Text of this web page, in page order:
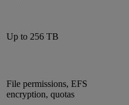
Up to 256 TB
File permissions, EFS
encryption, quotas